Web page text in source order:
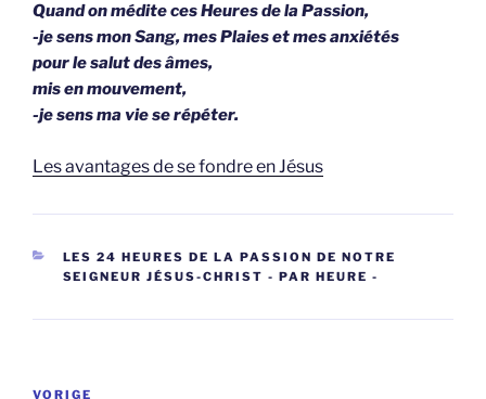
Quand on médite ces Heures de la Passion,
-je sens mon Sang, mes Plaies et mes anxiétés
pour le salut des âmes,
mis en mouvement,
-je sens ma vie se répéter.
Les avantages de se fondre en Jésus
CATEGORIEËN
LES 24 HEURES DE LA PASSION DE NOTRE
SEIGNEUR JÉSUS-CHRIST - PAR HEURE -
VORIGE